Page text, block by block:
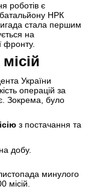
роботів є
батальйону НРК
стала першим
на
фронту.
України
операцій за
Зокрема, було
з постачання та
добу.
минулого
місій.